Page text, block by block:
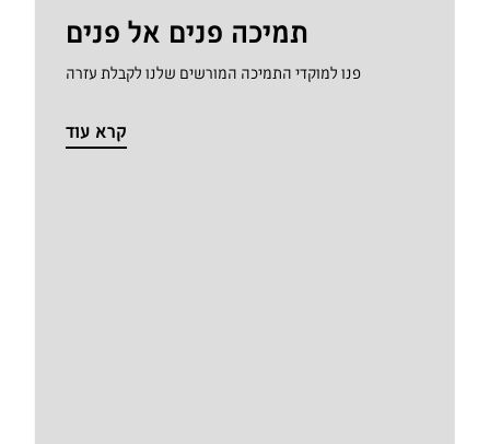
תמיכה פנים אל פנים
פנו למוקדי התמיכה המורשים שלנו לקבלת עזרה
קרא עוד